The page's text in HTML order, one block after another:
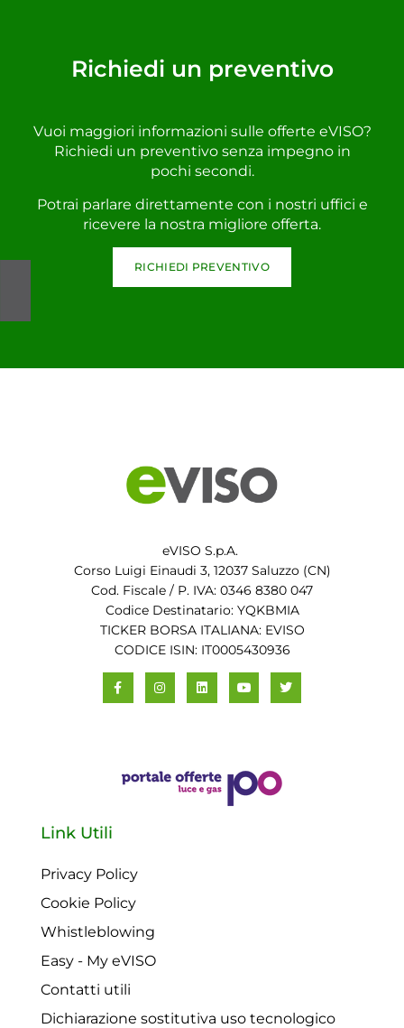
Richiedi un preventivo
Vuoi maggiori informazioni sulle offerte eVISO?
Richiedi un preventivo senza impegno in
pochi secondi.
Potrai parlare direttamente con i nostri uffici e
ricevere la nostra migliore offerta.
RICHIEDI PREVENTIVO
eVISO S.p.A.
Corso Luigi Einaudi 3, 12037 Saluzzo (CN)
Cod. Fiscale / P. IVA: 0346 8380 047
Codice Destinatario: YQKBMIA
TICKER BORSA ITALIANA: EVISO
CODICE ISIN: IT0005430936
Link Utili
Privacy Policy
Cookie Policy
Whistleblowing
Easy - My eVISO
Contatti utili
Dichiarazione sostitutiva uso tecnologico